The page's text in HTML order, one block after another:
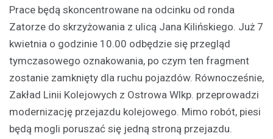
Prace będą skoncentrowane na odcinku od ronda
Zatorze do skrzyżowania z ulicą Jana Kilińskiego. Już 7
kwietnia o godzinie 10.00 odbędzie się przegląd
tymczasowego oznakowania, po czym ten fragment
zostanie zamknięty dla ruchu pojazdów. Równocześnie,
Zakład Linii Kolejowych z Ostrowa Wlkp. przeprowadzi
modernizację przejazdu kolejowego. Mimo robót, piesi
będą mogli poruszać się jedną stroną przejazdu.